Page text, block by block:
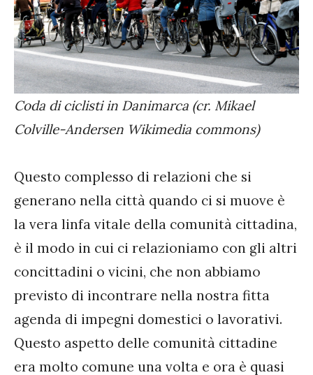
Coda di ciclisti in Danimarca (cr. Mikael
Colville-Andersen Wikimedia commons)
Questo complesso di relazioni che si
generano nella città quando ci si muove è
la vera linfa vitale della comunità cittadina,
è il modo in cui ci relazioniamo con gli altri
concittadini o vicini, che non abbiamo
previsto di incontrare nella nostra fitta
agenda di impegni domestici o lavorativi.
Questo aspetto delle comunità cittadine
era molto comune una volta e ora è quasi